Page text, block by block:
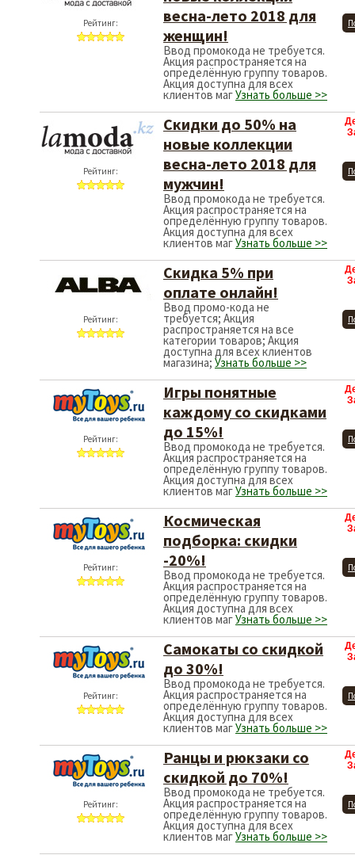
Рейтинг:
весна-лето 2018 для
женщин!
Ввод промокода не требуется.
Акция распространяется на
определённую группу товаров.
Акция доступна для всех
клиентов магУзнать больше >>
Рейтинг:
Cкидки до 50% на
новые коллекции​
весна-лето 2018 для
мужчин!
Ввод промокода не требуется.
Акция распространяется на
определённую группу товаров.
Акция доступна для всех
клиентов магУзнать больше >>
Рейтинг:
Скидка 5% при
оплате онлайн!
Ввод промо-кода не
требуется; Акция
распространяется на все
категории товаров; Акция
доступна для всех клиентов
магазина; Узнать больше >>
Рейтинг:
Игры понятные
каждому со скидками
до 15%!
Ввод промокода не требуется.
Акция распространяется на
определённую группу товаров.
Акция доступна для всех
клиентов магУзнать больше >>
Рейтинг:
Космическая
подборка: скидки
-20%!
Ввод промокода не требуется.
Акция распространяется на
определённую группу товаров.
Акция доступна для всех
клиентов магУзнать больше >>
Рейтинг:
Самокаты со скидкой
до 30%!
Ввод промокода не требуется.
Акция распространяется на
определённую группу товаров.
Акция доступна для всех
клиентов магУзнать больше >>
Рейтинг:
Ранцы и рюкзаки со
скидкой до 70%!
Ввод промокода не требуется.
Акция распространяется на
определённую группу товаров.
Акция доступна для всех
клиентов магУзнать больше >>